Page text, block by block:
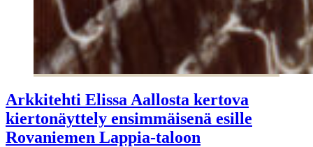
Arkkitehti Elissa Aallosta kertova
kiertonäyttely ensimmäisenä esille
Rovaniemen Lappia-taloon